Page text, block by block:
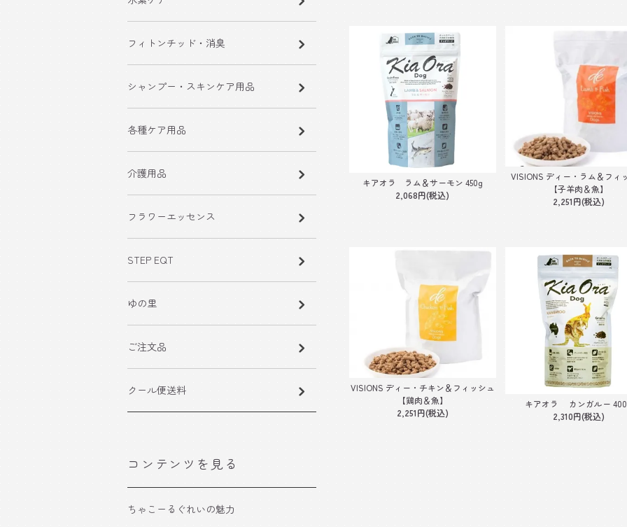
キアオラ ラム＆サーモン 450g
2,068円(税込)
VISIONS ディー・ラム＆フィ
【子羊肉＆魚】
2,251円(税込)
VISIONS ディー・チキン＆フィッシュ
【鶏肉＆魚】
2,251円(税込)
キアオラ カンガルー
2,310円(税込)
フィトンチッド・消臭
シャンプー・スキンケア用品
各種ケア用品
介護用品
フラワーエッセンス
STEP EQT
ゆの里
ご注文品
クール便送料
コンテンツを見る
ちゃこーるぐれいの魅力